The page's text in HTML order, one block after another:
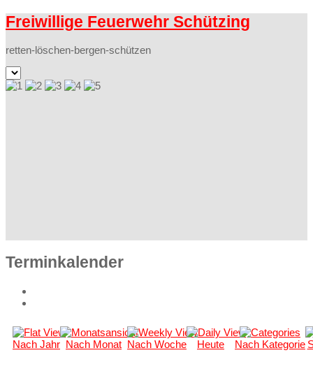
Freiwillige Feuerwehr Schützing
retten-löschen-bergen-schützen
Terminkalender
Nach Jahr Nach Monat Nach Woche Heute Nach Kategorie